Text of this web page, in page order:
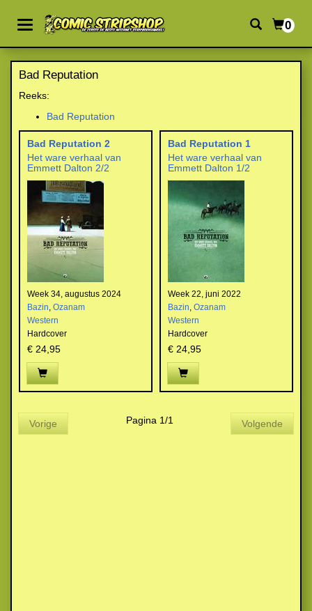
0
Bad Reputation
Reeks:
Bad Reputation
Bad Reputation 2
Het ware verhaal van
Emmett Dalton 2/2
Week 34, augustus 2024
Bazin, Ozanam
Western
Hardcover
€ 24,95
Bad Reputation 1
Het ware verhaal van
Emmett Dalton 1/2
Week 22, juni 2022
Bazin, Ozanam
Western
Hardcover
€ 24,95
Vorige Pagina 1/1 Volgende